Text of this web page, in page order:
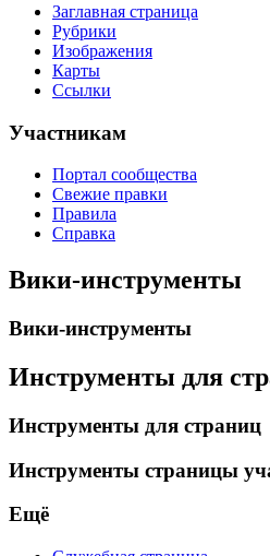
Заглавная страница
Рубрики
Изображения
Карты
Ссылки
Участникам
Портал сообщества
Свежие правки
Правила
Справка
Вики-инструменты
Вики-инструменты
Инструменты для
Инструменты для страниц
Инструменты страницы
Ещё